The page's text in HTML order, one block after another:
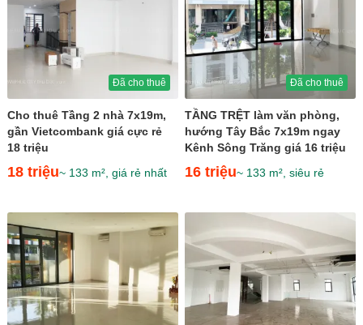
Đã cho thuê
Cho thuê Tầng 2 nhà 7x19m,
gần Vietcombank giá cực rẻ
18 triệu
18 triệu~ 133 m², giá rẻ nhất
Đã cho thuê
TẦNG TRỆT làm văn phòng,
hướng Tây Bắc 7x19m ngay
Kênh Sông Trăng giá 16 triệu
16 triệu~ 133 m², siêu rẻ